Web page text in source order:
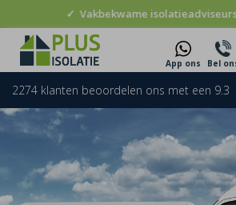
✓ Vakbekwame
App ons Bel
2274 klanten beoordelen ons met een 9.3